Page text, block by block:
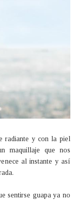
radiante y con la piel
maquillaje que nos
al instante y así
sentirse guapa ya no